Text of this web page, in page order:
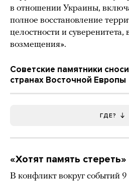
в отношении Украины,
полное восстановление
целостности и суверенитета,
возмещения».
Советские памятники
странах Восточной Европы
ГДЕ?
«Хотят память стереть»
В конфликт вокруг событий